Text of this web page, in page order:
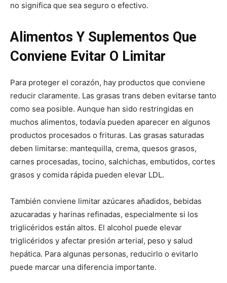
no significa que sea seguro o efectivo.
Alimentos Y Suplementos Que
Conviene Evitar O Limitar
Para proteger el corazón, hay productos que conviene
reducir claramente. Las grasas trans deben evitarse tanto
como sea posible. Aunque han sido restringidas en
muchos alimentos, todavía pueden aparecer en algunos
productos procesados o frituras. Las grasas saturadas
deben limitarse: mantequilla, crema, quesos grasos,
carnes procesadas, tocino, salchichas, embutidos, cortes
grasos y comida rápida pueden elevar LDL.
También conviene limitar azúcares añadidos, bebidas
azucaradas y harinas refinadas, especialmente si los
triglicéridos están altos. El alcohol puede elevar
triglicéridos y afectar presión arterial, peso y salud
hepática. Para algunas personas, reducirlo o evitarlo
puede marcar una diferencia importante.